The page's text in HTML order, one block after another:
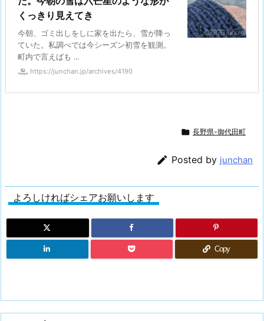
くっきり見えてき
今朝、ゴミ出しをしに家を出たら、雪が降っ
ていた。私調べでは今シーズン初雪を観測。
町内で言えばも ...
https://junchan.jp/archives/4190
 長野県-御代田町
 Posted by junchan
よろしければシェアお願いします
Copy